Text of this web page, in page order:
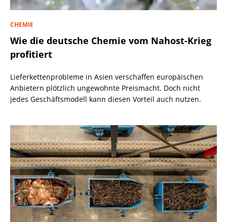
CHEMIE
Wie die deutsche Chemie vom Nahost-Krieg
profitiert
Lieferkettenprobleme in Asien verschaffen europäischen
Anbietern plötzlich ungewohnte Preismacht. Doch nicht
jedes Geschäftsmodell kann diesen Vorteil auch nutzen.